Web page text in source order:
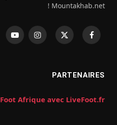
Mountakhab.net !
فيسبوك
X
الانستغراميوتيوب
PARTENAIRES
Foot Afrique avec LiveFoot.fr